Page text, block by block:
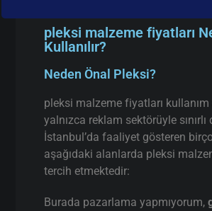
pleksi malzeme fiyatları
Kullanılır?
Neden Önal Pleksi?
pleksi malzeme fiyatları kullanım
yalnızca reklam sektörüyle sınırlı
İstanbul’da faaliyet gösteren
aşağıdaki alanlarda pleksi
tercih etmektedir:
Burada pazarlama yapmıyorum,